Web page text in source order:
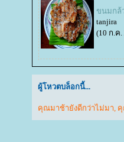
ขนมกล้
tanjira
(10 ก.ค.
ผู้โหวตบล็อกนี้...
คุณมาช้ายังดีกว่าไม่มา,